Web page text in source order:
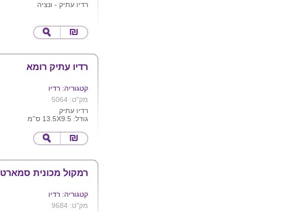
רדיו עתיק - ונציה
רדיו עתיק רומא
קטגוריה: רדיו
מק"ט: 5064
רדיו עתיק
גודל: 13.5X9.5 ס''מ
רמקול מכונית סמארט
קטגוריה: רדיו
מק"ט: 9684